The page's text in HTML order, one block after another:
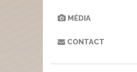
MÉDIA
CONTACT